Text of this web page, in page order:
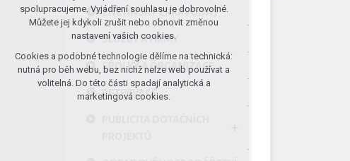
ZNĚTÍNSKÝ ZPRAVODAJ
SLUŽBY A FIRMY
SPOLKY A ORGANIZACE
REZERVACE
Více informací o cookies na našem webu
Přijmout všechny cookies
Odmítnout vše
spolupracujeme. Vyjádření souhlasu je dobrovolné.
Můžete jej kdykoli zrušit nebo obnovit změnou
nastavení vašich cookies.
Cookies a podobné technologie dělíme na technická:
nutná pro běh webu, bez nichž nelze web používat a
volitelná. Do této části spadají analytická a
marketingová cookies.